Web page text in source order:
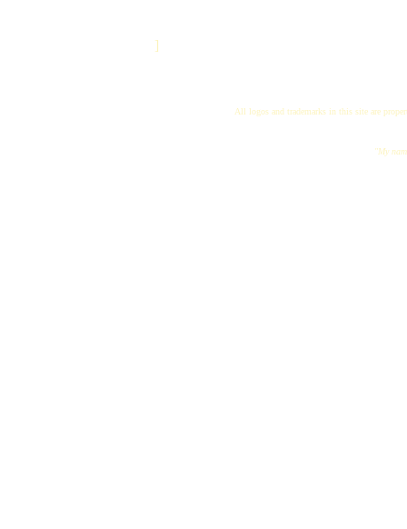
]
All logos and trademarks in this site are
"My